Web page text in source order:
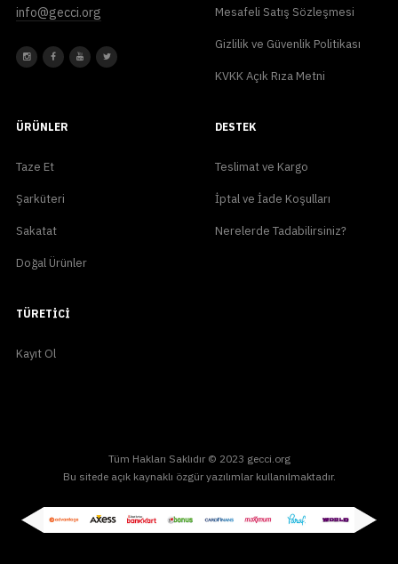
info@gecci.org Mesafeli Satış Sözleşmesi
Gizlilik ve Güvenlik Politikası
KVKK Açık Rıza Metni
ÜRÜNLER
Taze Et
Şarküteri
Sakatat
Doğal Ürünler
DESTEK
Teslimat ve Kargo
İptal ve İade Koşulları
Nerelerde Tadabilirsiniz?
TÜRETICI
Kayıt Ol
Tüm Hakları Saklıdır © 2023 gecci.org
Bu sitede açık kaynaklı özgür yazılımlar kullanılmaktadır.